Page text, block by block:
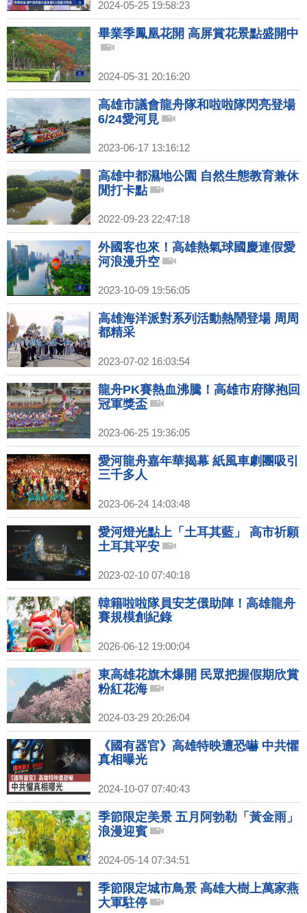
2024-05-25 19:58:23
畢業季鳳凰花開 高屏賞花景點盛開中
2024-05-31 20:16:20
高雄市議會龍舟隊和啦啦隊閃亮登場
6/24愛河見
2023-06-17 13:16:12
高雄中都濕地公園 自然生態教育兼休
閒打卡點
2022-09-23 22:47:18
外國客也來！高雄熱氣球國慶連假愛
河浪漫升空
2023-10-09 19:56:05
高雄海洋派對系列活動熱鬧登場 周周
都精采
2023-07-02 16:03:54
龍舟PK賽熱血沸騰！高雄市府隊抱回
冠軍獎盃
2023-06-25 19:36:05
愛河龍舟嘉年華揭幕 紙風車劇團吸引
三千多人
2023-06-24 14:03:48
愛河燈光點上「土耳其藍」 高市祈願
土耳其平安
2023-02-10 07:40:18
韓籍啦啦隊員安芝儇助陣！高雄龍舟
賽規模創紀錄
2026-06-12 19:00:04
東高雄花旗木爆開 民眾把握假期欣賞
粉紅花海
2024-03-29 20:26:04
《國有器官》高雄特映遭恐嚇 中共懼
真相曝光
2024-10-07 07:40:43
季節限定美景 五月阿勃勒「黃金雨」
浪漫迎賓
2024-05-14 07:34:51
季節限定城市鳥景 高雄大樹上萬家燕
大軍駐停